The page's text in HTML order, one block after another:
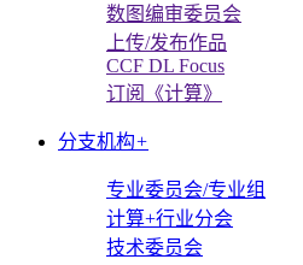
数图编审委员会
上传/发布作品
CCF DL Focus
订阅《计算》
分支机构+
专业委员会/专业组
计算+行业分会
技术委员会